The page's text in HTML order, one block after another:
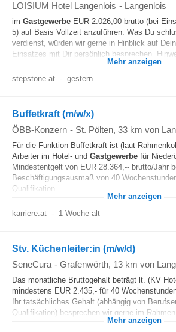
LOISIUM Hotel Langenlois - Langenlois
im Gastgewerbe EUR 2.026,00 brutto (bei
5) auf Basis Vollzeit anzuführen. Was Du
verdienst, würden wir gerne in Hinblick auf
Einsatzes mit Dir persönlich besprechen.
Mehr anzeigen
stepstone.at - gestern
Buffetkraft (m/w/x)
ÖBB-Konzern - St. Pölten, 33 km von
Für die Funktion Buffetkraft ist (laut
Arbeiter im Hotel- und Gastgewerbe für
Mindestentgelt von EUR 28.364,-- brutto/Jahr
Beschäftigungsausmaß von 40
Qualifikation...
Mehr anzeigen
karriere.at - 1 Woche alt
Stv. Küchenleiter:in (m/w/d)
SeneCura - Grafenwörth, 13 km von
Das monatliche Bruttogehalt beträgt lt. (KV
mindestens EUR 2.435,- für 40
Ihr tatsächliches Gehalt (abhängig von
Qualifikation) besprechen wir gerne im
Mehr anzeigen